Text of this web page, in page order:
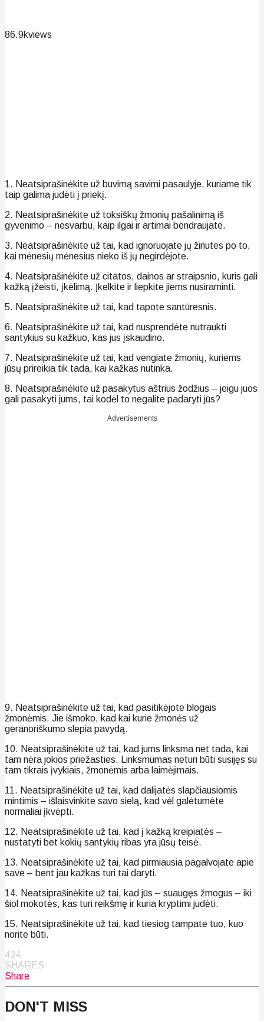
86.9kviews
1. Neatsiprašinėkite už buvimą savimi pasaulyje, kuriame tik
taip galima judėti į priekį.
2. Neatsiprašinėkite už toksiškų žmonių pašalinimą iš
gyvenimo – nesvarbu, kaip ilgai ir artimai bendraujate.
3. Neatsiprašinėkite už tai, kad ignoruojate jų žinutes po to,
kai mėnesių mėnesius nieko iš jų negirdėjote.
4. Neatsiprašinėkite už citatos, dainos ar straipsnio, kuris gali
kažką įžeisti, įkėlimą. Įkelkite ir liepkite jiems nusiraminti.
5. Neatsiprašinėkite už tai, kad tapote santūresnis.
6. Neatsiprašinėkite už tai, kad nusprendėte nutraukti
santykius su kažkuo, kas jus įskaudino.
7. Neatsiprašinėkite už tai, kad vengiate žmonių, kuriems
jūsų prireikia tik tada, kai kažkas nutinka.
8. Neatsiprašinėkite už pasakytus aštrius žodžius – jeigu juos
gali pasakyti jums, tai kodėl to negalite padaryti jūs?
Advertisements
9. Neatsiprašinėkite už tai, kad pasitikėjote blogais
žmonėmis. Jie išmoko, kad kai kurie žmonės už
geranoriškumo slepia pavydą.
10. Neatsiprašinėkite už tai, kad jums linksma net tada, kai
tam nėra jokios priežasties. Linksmumas neturi būti susijęs su
tam tikrais įvykiais, žmonėmis arba laimėjimais.
11. Neatsiprašinėkite už tai, kad dalijatės slapčiausiomis
mintimis – išlaisvinkite savo sielą, kad vėl galėtumėte
normaliai įkvėpti.
12. Neatsiprašinėkite už tai, kad į kažką kreipiatės –
nustatyti bet kokių santykių ribas yra jūsų teisė.
13. Neatsiprašinėkite už tai, kad pirmiausia pagalvojate apie
save – bent jau kažkas turi tai daryti.
14. Neatsiprašinėkite už tai, kad jūs – suaugęs žmogus – iki
šiol mokotės, kas turi reikšmę ir kuria kryptimi judėti.
15. Neatsiprašinėkite už tai, kad tiesiog tampate tuo, kuo
norite būti.
434
SHARES
Share
DON'T MISS